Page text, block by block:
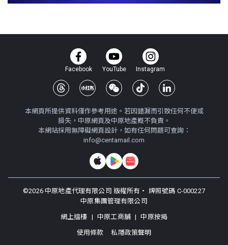
Facebook YouTube Instagram
本網頁所提供資料僅作參考用途。若因錯漏而引致任何不便或
損失，中原網頁及中原地產概不負責。
本網站採用無障礙網頁設計，如有任何問題可查詢：
info@centamail.com
©2026中原地產代理有限公司 版權所有・ 牌照號碼 C-000227
中原集團管理有限公司
網上搵樓 | 中原工商舖 | 中原按揭
使用條款 私隱政策聲明